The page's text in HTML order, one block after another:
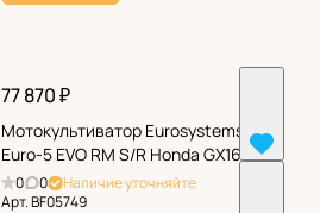
77 870 ₽
Мотокультиватор Eurosystems
Euro-5 EVO RM S/R Honda GX160
0 0
Наличие уточняйте
Арт.BF05749